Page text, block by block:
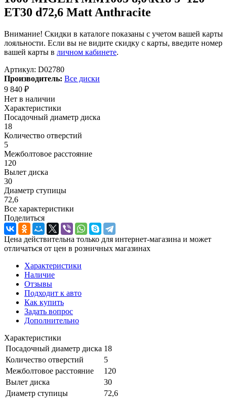
ET30 d72,6 Matt Anthracite
Внимание! Скидки в каталоге показаны с учетом вашей карты
лояльности. Если вы не видите скидку с карты, введите номер
вашей карты в личном кабинете.
Артикул: D02780
Производитель: Все диски
9 840 ₽
Нет в наличии
Характеристики
Посадочный диаметр диска
18
Количество отверстий
5
Межболтовое расстояние
120
Вылет диска
30
Диаметр ступицы
72,6
Все характеристики
Поделиться
Цена действительна только для интернет-магазина и может
отличаться от цен в розничных магазинах
Характеристики
Наличие
Отзывы
Подходит к авто
Как купить
Задать вопрос
Дополнительно
Характеристики
Посадочный диаметр диска 18
Количество отверстий
5
Межболтовое расстояние
120
Вылет диска
30
Диаметр ступицы
72,6